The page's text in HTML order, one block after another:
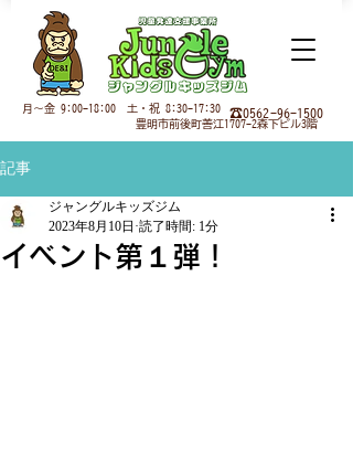
☎0562-96-1500
月 ～金 9:00-18:00 土・祝 8:30-17:30
豊明市前後町善江1707-2森下ビル3階
記事
イベント第１弾！
ジャングルキッズジム
2023年8月10日 読了時間: 1分